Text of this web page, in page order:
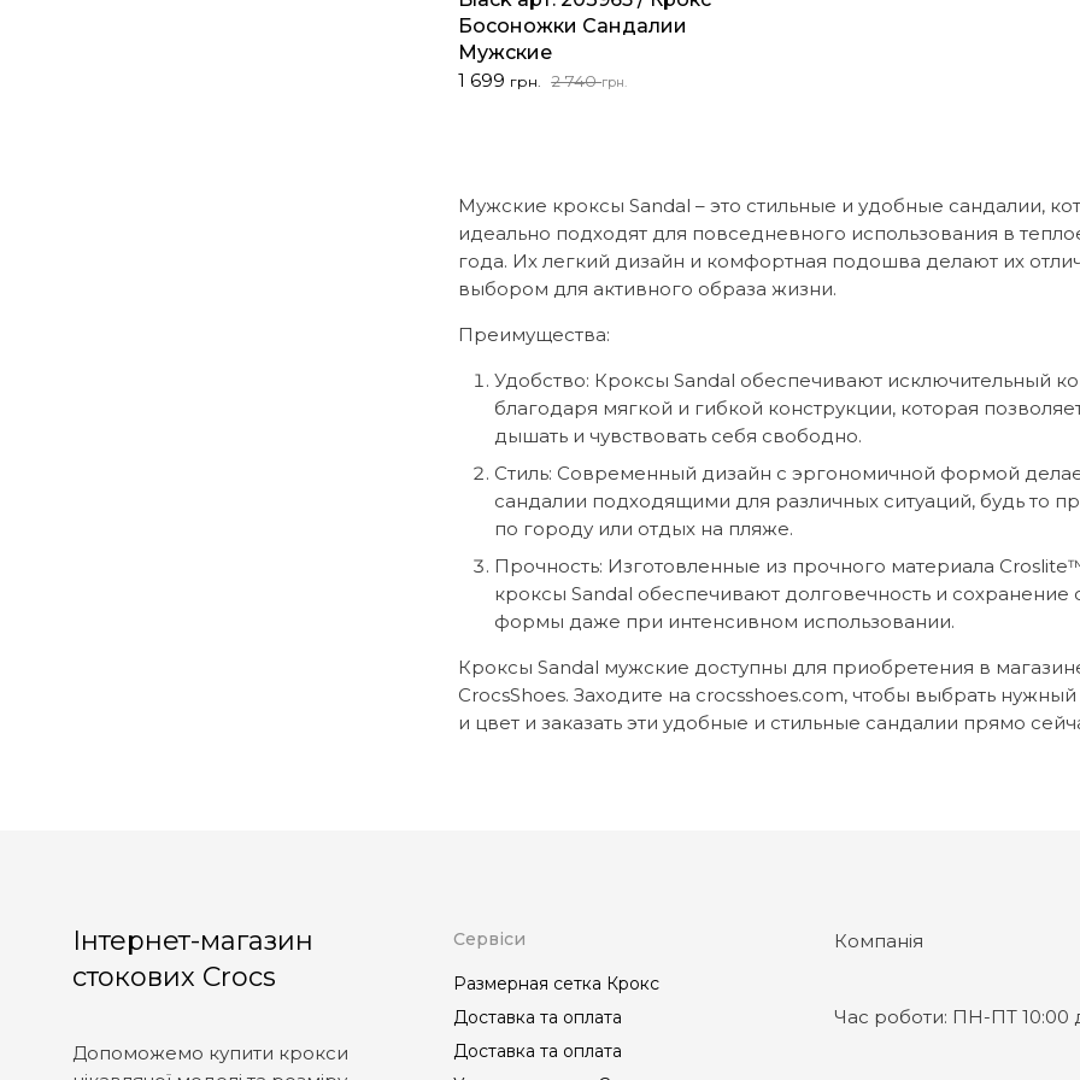
Мужские кроксы Sandal – это стильные и удобные сандалии,
идеально подходят для повседневного использования в
года. Их легкий дизайн и комфортная подошва делают их
выбором для активного образа жизни.
Преимущества:
Удобство: Кроксы Sandal обеспечивают исключительный
благодаря мягкой и гибкой конструкции, которая
дышать и чувствовать себя свободно.
Стиль: Современный дизайн с эргономичной формой
сандалии подходящими для различных ситуаций, будь то
по городу или отдых на пляже.
Прочность: Изготовленные из прочного материала
кроксы Sandal обеспечивают долговечность и сохранение
формы даже при интенсивном использовании.
Кроксы Sandal мужские доступны для приобретения в
CrocsShoes. Заходите на crocsshoes.com, чтобы выбрать
и цвет и заказать эти удобные и стильные сандалии прямо
Босоножки Сандалии
Мужские
2 740грн.
Первоначальная
1 699 грн.
Текущая
Інтернет-магазин
стокових Crocs
Допоможемо купити крокси
Сервіси
Размерная сетка Крокс
Доставка та оплата
Доставка та оплата
Компанія
Час роботи: ПН-ПТ 10:00